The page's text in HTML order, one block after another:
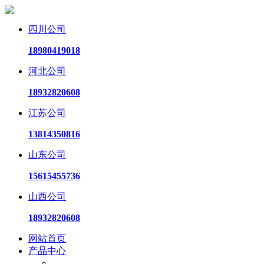
四川公司
18980419018
河北公司
18932820608
江苏公司
13814350816
山东公司
15615455736
山西公司
18932820608
网站首页
产品中心